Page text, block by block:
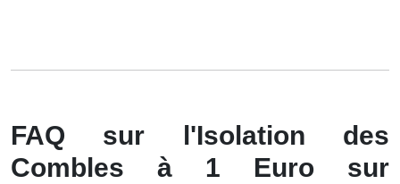
FAQ sur l'Isolation des
Combles à 1 Euro sur